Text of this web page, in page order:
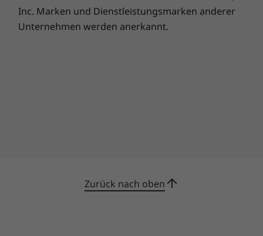
Inc. Marken und Dienstleistungsmarken anderer
Unternehmen werden anerkannt.
Zurück nach oben